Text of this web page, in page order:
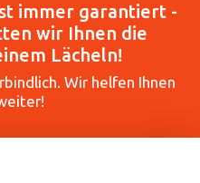
immer garantiert -
wir Ihnen die
Lächeln!
Wir helfen Ihnen